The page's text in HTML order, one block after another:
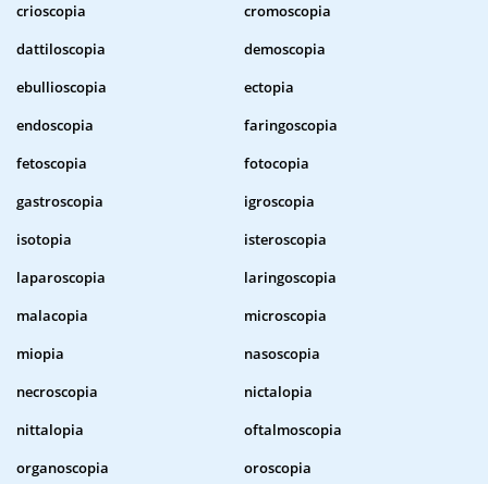
crioscopia
cromoscopia
dattiloscopia
demoscopia
ebullioscopia
ectopia
endoscopia
faringoscopia
fetoscopia
fotocopia
gastroscopia
igroscopia
isotopia
isteroscopia
laparoscopia
laringoscopia
malacopia
microscopia
miopia
nasoscopia
necroscopia
nictalopia
nittalopia
oftalmoscopia
organoscopia
oroscopia